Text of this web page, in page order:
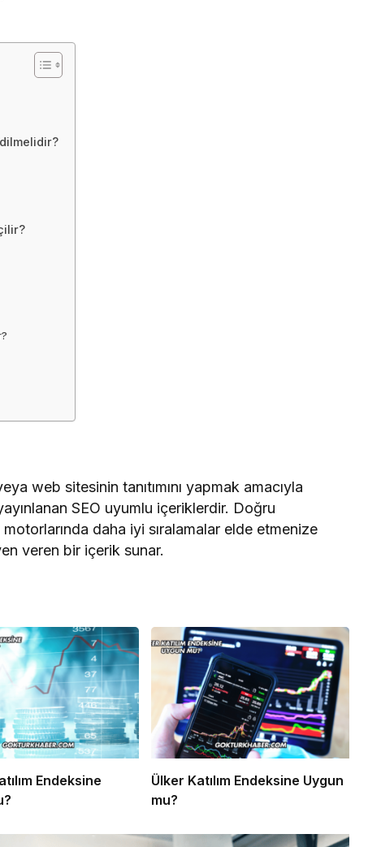
web sitesinin tanıtımını yapmak amacıyla
SEO uyumlu içeriklerdir. Doğru
motorlarında daha iyi sıralamalar elde etmenize
veren bir içerik sunar.
Endeksine
Ülker Katılım Endeksine Uygun
mu?